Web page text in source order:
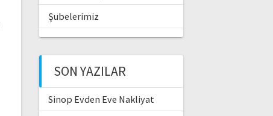
Şubelerimiz
SON YAZILAR
Sinop Evden Eve Nakliyat